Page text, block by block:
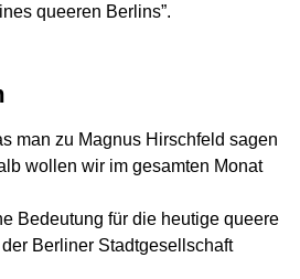
queeren Berlins”.
man zu Magnus Hirschfeld sagen
wollen wir im gesamten Monat
Bedeutung für die heutige queere
Berliner Stadtgesellschaft